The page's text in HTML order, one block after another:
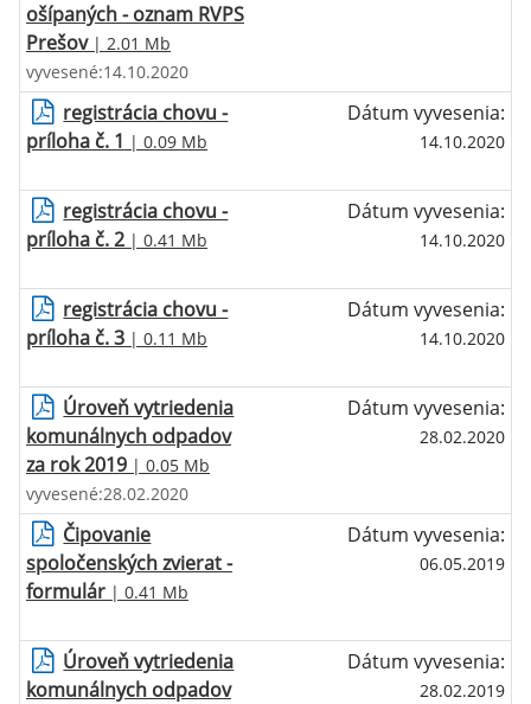
ošípaných - oznam RVPS
Prešov| 2.01 Mb
vyvesené:14.10.2020
registrácia chovu -
príloha č. 1 | 0.09 Mb
Dátum vyvesenia:
14.10.2020
registrácia chovu -
príloha č. 2 | 0.41 Mb
Dátum vyvesenia:
14.10.2020
registrácia chovu -
príloha č. 3 | 0.11 Mb
Dátum vyvesenia:
14.10.2020
Úroveň vytriedenia
komunálnych odpadov
za rok 2019 | 0.05 Mb
Dátum vyvesenia:
28.02.2020
vyvesené:28.02.2020
Čipovanie
spoločenských zvierat -
formulár | 0.41 Mb
Dátum vyvesenia:
06.05.2019
Úroveň vytriedenia
komunálnych odpadov
Dátum vyvesenia:
28.02.2019